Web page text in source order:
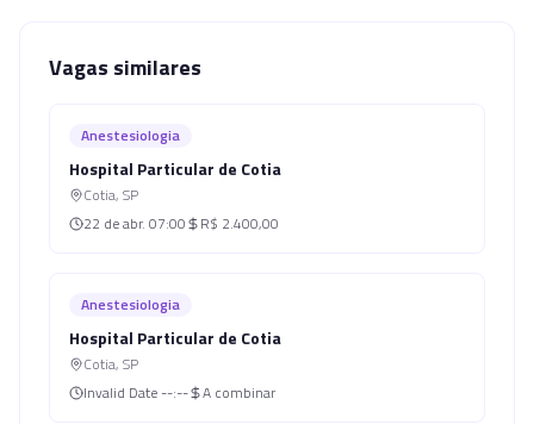
Vagas similares
Anestesiologia
Hospital Particular de Cotia
Cotia, SP
22 de abr. 07:00 R$ 2.400,00
Anestesiologia
Hospital Particular de Cotia
Cotia, SP
Invalid Date --:-- A combinar